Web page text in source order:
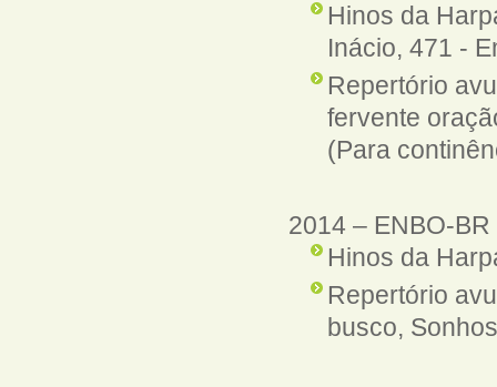
Hinos da
Inácio, 471 -
Repertório
fervente
(Para
2014 – ENBO-BR
Hinos da
Repertório
busco,